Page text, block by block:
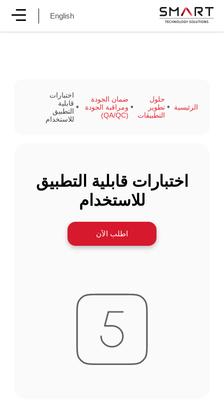
English
الرئيسية
حلول
تطوير
التطبيقات
ضمان الجودة
ومراقبة الجودة
(QA/QC)
اختبارات
قابلية
التطبيق
للاستخدام
اختبارات قابلية التطبيق
للاستخدام
اطلب الآن